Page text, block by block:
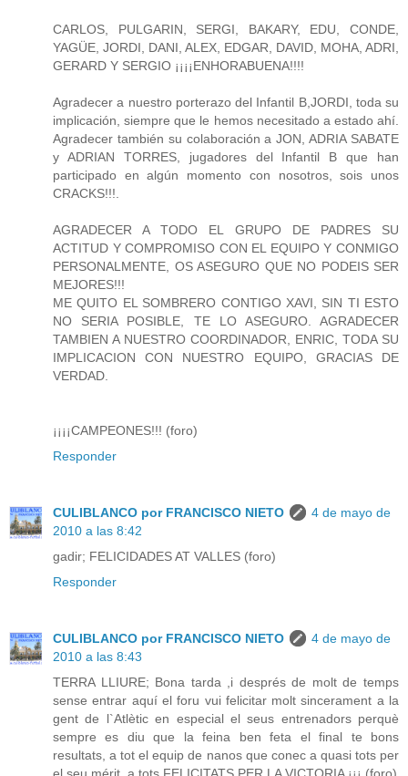
CARLOS, PULGARIN, SERGI, BAKARY, EDU, CONDE,
YAGÜE, JORDI, DANI, ALEX, EDGAR, DAVID, MOHA, ADRI,
GERARD Y SERGIO ¡¡¡¡ENHORABUENA!!!!
Agradecer a nuestro porterazo del Infantil B,JORDI, toda su
implicación, siempre que le hemos necesitado a estado ahí.
Agradecer también su colaboración a JON, ADRIA SABATE
y ADRIAN TORRES, jugadores del Infantil B que han
participado en algún momento con nosotros, sois unos
CRACKS!!!.
AGRADECER A TODO EL GRUPO DE PADRES SU
ACTITUD Y COMPROMISO CON EL EQUIPO Y CONMIGO
PERSONALMENTE, OS ASEGURO QUE NO PODEIS SER
MEJORES!!!
ME QUITO EL SOMBRERO CONTIGO XAVI, SIN TI ESTO
NO SERIA POSIBLE, TE LO ASEGURO. AGRADECER
TAMBIEN A NUESTRO COORDINADOR, ENRIC, TODA SU
IMPLICACION CON NUESTRO EQUIPO, GRACIAS DE
VERDAD.
¡¡¡¡CAMPEONES!!! (foro)
Responder
CULIBLANCO por FRANCISCO NIETO
4 de mayo de
2010 a las 8:42
gadir; FELICIDADES AT VALLES (foro)
Responder
CULIBLANCO por FRANCISCO NIETO
4 de mayo de
2010 a las 8:43
TERRA LLIURE; Bona tarda ,i després de molt de temps
sense entrar aquí el foru vui felicitar molt sincerament a la
gent de l`Atlètic en especial el seus entrenadors perquè
sempre es diu que la feina ben feta el final te bons
resultats, a tot el equip de nanos que conec a quasi tots per